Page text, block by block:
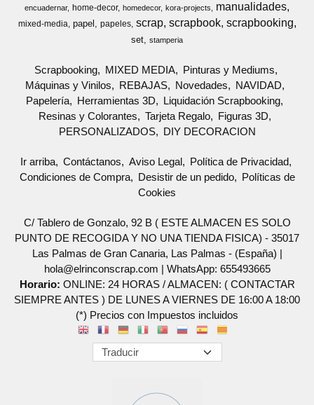
encuadernar
home-decor homedecor kora-projects manualidades
mixed-media papel papeles scrap scrapbook scrapbooking
set stamperia
Scrapbooking MIXED MEDIA
Pinturas y Mediums
Máquinas y Vinilos
REBAJAS Novedades
NAVIDAD
Papelería
Herramientas 3D
Liquidación Scrapbooking
Resinas y Colorantes
Tarjeta Regalo
Figuras 3D
PERSONALIZADOS
DIY DECORACION
Ir arriba Contáctanos Aviso Legal
Política de Privacidad
Condiciones de Compra
Desistir de un pedido
Políticas de
Cookies
C/ Tablero de Gonzalo, 92 B ( ESTE ALMACEN ES SOLO
PUNTO DE RECOGIDA Y NO UNA TIENDA FISICA) - 35017
Las Palmas de Gran Canaria, Las Palmas - (España) |
hola@elrinconscrap.com | WhatsApp: 655493665
Horario: ONLINE: 24 HORAS / ALMACEN: ( CONTACTAR
SIEMPRE ANTES ) DE LUNES A VIERNES DE 16:00 A 18:00
(*) Precios con Impuestos incluidos